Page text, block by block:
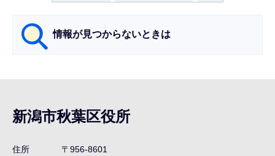
情報が見つからないときは
ナ
ビ
ゲ
新潟市秋葉区役所
住所
〒956-8601